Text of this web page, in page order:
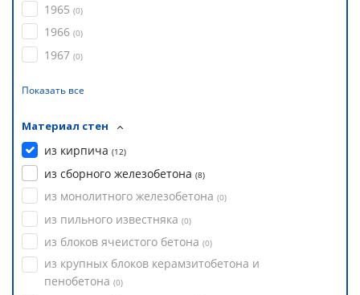
1965 (0)
1966 (0)
1967 (0)
Показать все
Материал стен
из кирпича (12)
из сборного железобетона (8)
из монолитного железобетона (0)
из пильного известняка (0)
из блоков ячеистого бетона (0)
из крупных блоков керамзитобетона и
пенобетона (0)